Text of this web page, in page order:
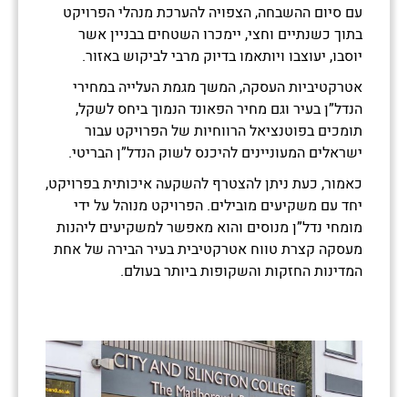
עם סיום ההשבחה, הצפויה להערכת מנהלי הפרויקט
בתוך כשנתיים וחצי, יימכרו השטחים בבניין אשר
יוסבו, יעוצבו ויותאמו בדיוק מרבי לביקוש באזור.
אטרקטיביות העסקה, המשך מגמת העלייה במחירי
הנדל”ן בעיר וגם מחיר הפאונד הנמוך ביחס לשקל,
תומכים בפוטנציאל הרווחיות של הפרויקט עבור
ישראלים המעוניינים להיכנס לשוק הנדל”ן הבריטי.
כאמור, כעת ניתן להצטרף להשקעה איכותית בפרויקט,
יחד עם משקיעים מובילים. הפרויקט מנוהל על ידי
מומחי נדל”ן מנוסים והוא מאפשר למשקיעים ליהנות
מעסקה קצרת טווח אטרקטיבית בעיר הבירה של אחת
המדינות החזקות והשקופות ביותר בעולם.